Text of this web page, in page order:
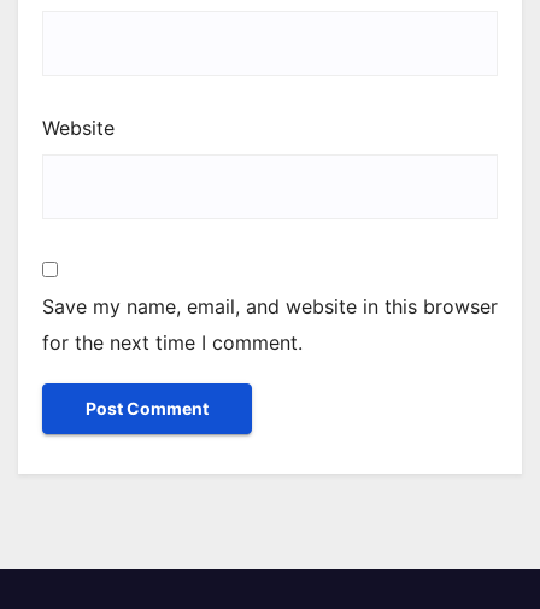
Website
Save my name, email, and website in this browser
for the next time I comment.